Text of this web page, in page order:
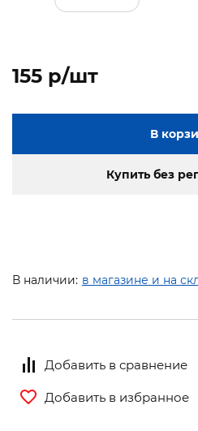
155 p/шт
В
Купить без
В наличии: в магазине и на
Добавить в сравнение
Добавить в избранное